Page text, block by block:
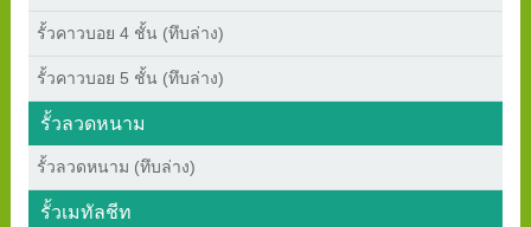
รั้วคาวบอย 4 ชั้น (ทึบล่าง)
รั้วคาวบอย 5 ชั้น (ทึบล่าง)
รั้วลวดหนาม
รั้วลวดหนาม (ทึบล่าง)
รั้วเมทัลชีท